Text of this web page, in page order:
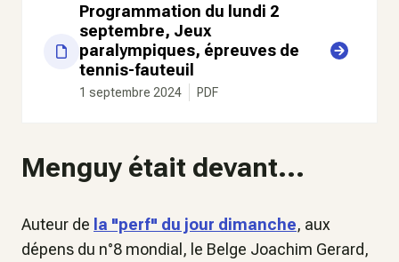
Programmation du lundi 2
septembre, Jeux
paralympiques, épreuves de
tennis-fauteuil
1 septembre 2024 PDF
Menguy était devant...
Auteur de la "perf" du jour dimanche, aux
dépens du n°8 mondial, le Belge Joachim Gerard,